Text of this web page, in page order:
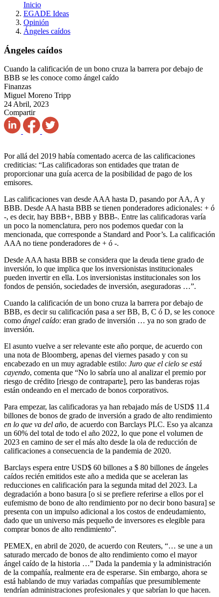
Inicio
EGADE Ideas
Opinión
Ángeles caídos
Ángeles caídos
Cuando la calificación de un bono cruza la barrera por debajo de
BBB se les conoce como ángel caído
Finanzas
Miguel Moreno Tripp
24 Abril, 2023
Compartir
Por allá del 2019 había comentado acerca de las calificaciones
crediticias: “Las calificadoras son entidades que tratan de
proporcionar una guía acerca de la posibilidad de pago de los
emisores.
Las calificaciones van desde AAA hasta D, pasando por AA, A y
BBB. Desde AA hasta BBB se tienen ponderadores adicionales: + ó
-, es decir, hay BBB+, BBB y BBB-. Entre las calificadoras varía
un poco la nomenclatura, pero nos podemos quedar con la
mencionada, que corresponde a Standard and Poor’s. La calificación
AAA no tiene ponderadores de + ó -.
Desde AAA hasta BBB se considera que la deuda tiene grado de
inversión, lo que implica que los inversionistas institucionales
pueden invertir en ella. Los inversionistas institucionales son los
fondos de pensión, sociedades de inversión, aseguradoras …”.
Cuando la calificación de un bono cruza la barrera por debajo de
BBB, es decir su calificación pasa a ser BB, B, C ó D, se les conoce
como ángel caído: eran grado de inversión … ya no son grado de
inversión.
El asunto vuelve a ser relevante este año porque, de acuerdo con
una nota de Bloomberg, apenas del viernes pasado y con su
encabezado en un muy agradable estilo: Juro que el cielo se está
cayendo, comenta que “No lo sabría uno al analizar el premio por
riesgo de crédito [riesgo de contraparte], pero las banderas rojas
están ondeando en el mercado de bonos corporativos.
Para empezar, las calificadoras ya han rebajado más de USD$ 11.4
billones de bonos de grado de inversión a grado de alto rendimiento
en lo que va del año, de acuerdo con Barclays PLC. Eso ya alcanza
un 60% del total de todo el año 2022, lo que pone el volumen de
2023 en camino de ser el más alto desde la ola de reducción de
calificaciones a consecuencia de la pandemia de 2020.
Barclays espera entre USD$ 60 billones a $ 80 billones de ángeles
caídos recién emitidos este año a medida que se aceleran las
reducciones en calificación para la segunda mitad del 2023. La
degradación a bono basura [o si se prefiere referirse a ellos por el
eufemismo de bono de alto rendimiento por no decir bono basura] se
presenta con un impulso adicional a los costos de endeudamiento,
dado que un universo más pequeño de inversores es elegible para
comprar bonos de alto rendimiento”.
PEMEX, en abril de 2020, de acuerdo con Reuters, “… se une a un
saturado mercado de bonos de alto rendimiento como el mayor
ángel caído de la historia …” Dada la pandemia y la administración
de la compañía, realmente era de esperarse. Sin embargo, ahora se
está hablando de muy variadas compañías que presumiblemente
tendrían administraciones profesionales y que sabrían lo que hacen.